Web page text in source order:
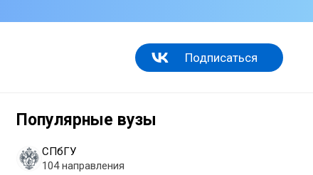
Подписаться
Популярные вузы
СПбГУ
104 направления